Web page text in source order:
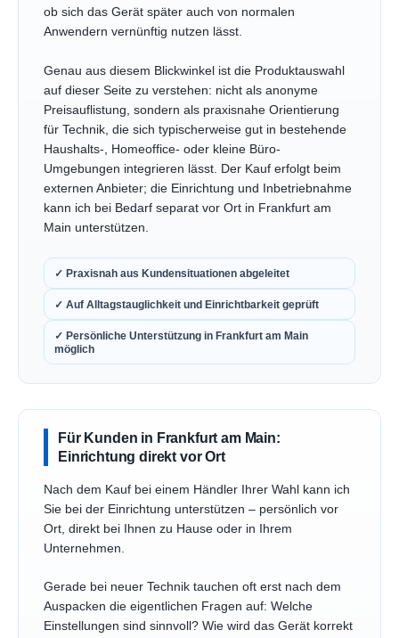
ob sich das Gerät später auch von normalen
Anwendern vernünftig nutzen lässt.
Genau aus diesem Blickwinkel ist die Produktauswahl
auf dieser Seite zu verstehen: nicht als anonyme
Preisauflistung, sondern als praxisnahe Orientierung
für Technik, die sich typischerweise gut in bestehende
Haushalts-, Homeoffice- oder kleine Büro-
Umgebungen integrieren lässt. Der Kauf erfolgt beim
externen Anbieter; die Einrichtung und Inbetriebnahme
kann ich bei Bedarf separat vor Ort in Frankfurt am
Main unterstützen.
✓ Praxisnah aus Kundensituationen abgeleitet
✓ Auf Alltagstauglichkeit und Einrichtbarkeit geprüft
✓ Persönliche Unterstützung in Frankfurt am Main
möglich
Für Kunden in Frankfurt am Main:
Einrichtung direkt vor Ort
Nach dem Kauf bei einem Händler Ihrer Wahl kann ich
Sie bei der Einrichtung unterstützen – persönlich vor
Ort, direkt bei Ihnen zu Hause oder in Ihrem
Unternehmen.
Gerade bei neuer Technik tauchen oft erst nach dem
Auspacken die eigentlichen Fragen auf: Welche
Einstellungen sind sinnvoll? Wie wird das Gerät korrekt